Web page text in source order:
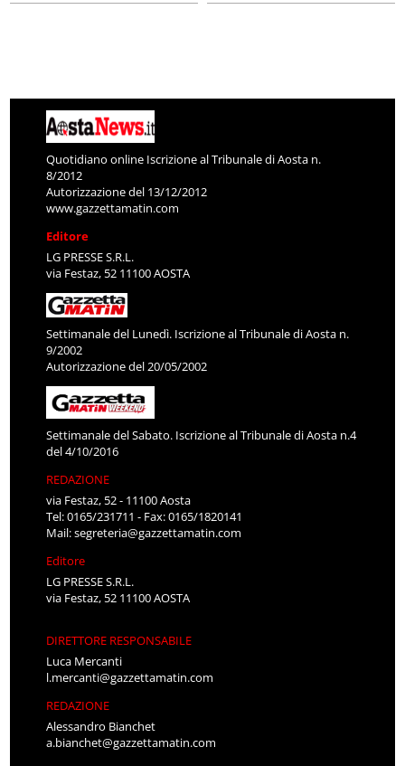
Quotidiano online Iscrizione al Tribunale di Aosta n.
8/2012
Autorizzazione del 13/12/2012
www.gazzettamatin.com
Editore
LG PRESSE S.R.L.
via Festaz, 52 11100 AOSTA
Settimanale del Lunedì. Iscrizione al Tribunale di Aosta n.
9/2002
Autorizzazione del 20/05/2002
Settimanale del Sabato. Iscrizione al Tribunale di Aosta n.4
del 4/10/2016
REDAZIONE
via Festaz, 52 - 11100 Aosta
Tel: 0165/231711 - Fax: 0165/1820141
Mail:segreteria@gazzettamatin.com
Editore
LG PRESSE S.R.L.
via Festaz, 52 11100 AOSTA
DIRETTORE RESPONSABILE
Luca Mercanti
l.mercanti@gazzettamatin.com
REDAZIONE
Alessandro Bianchet
a.bianchet@gazzettamatin.com